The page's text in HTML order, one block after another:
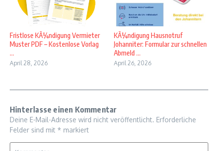
Fristlose KÃ¼ndigung Vermieter
Muster PDF – Kostenlose Vorlag
...
April 28, 2026
KÃ¼ndigung Hausnotruf
Johanniter: Formular zur schnellen
Abmeld ...
April 26, 2026
Hinterlasse einen Kommentar
Deine E-Mail-Adresse wird nicht veröffentlicht. Erforderliche
Felder sind mit * markiert